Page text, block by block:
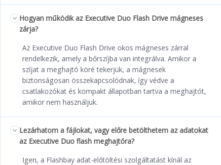
Hogyan működik az Executive Duo Flash Drive mágneses
zárja?
Az Executive Duo Flash Drive okos mágneses zárral
rendelkezik, amely a bőrszíjba van integrálva. Amikor a
szíjat a meghajtó köré tekerjük, a mágnesek
biztonságosan összekapcsolódnak, így védve a
csatlakozókat és kompakt állapotban tartva a meghajtót,
amikor nem használjuk.
Lezárhatom a fájlokat, vagy előre betölthetem az adatokat
az Executive Duo flash meghajtóra?
Igen, a Flashbay adat-előtöltési szolgáltatást kínál az